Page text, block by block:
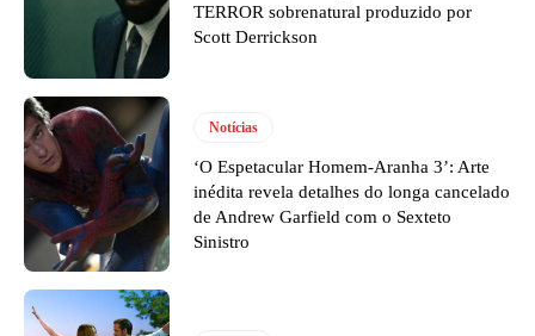
TERROR sobrenatural produzido por
Scott Derrickson
Notícias
‘O Espetacular Homem-Aranha 3’: Arte
inédita revela detalhes do longa cancelado
de Andrew Garfield com o Sexteto
Sinistro